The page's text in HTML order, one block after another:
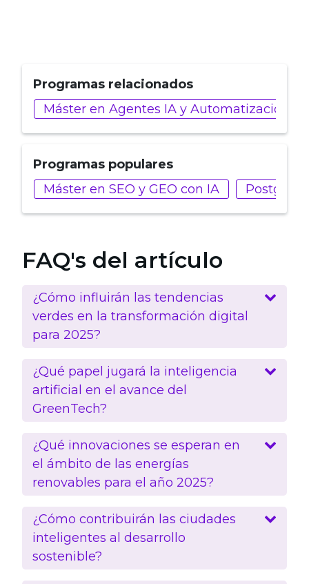
Programas relacionados
Máster en Agentes IA y Automatización
Programas populares
Máster en SEO y GEO con IA
FAQ's del artículo
¿Cómo influirán las tendencias
verdes en la transformación digital
para 2025?
¿Qué papel jugará la inteligencia
artificial en el avance del
GreenTech?
¿Qué innovaciones se esperan en
el ámbito de las energías
renovables para el año 2025?
¿Cómo contribuirán las ciudades
inteligentes al desarrollo
sostenible?